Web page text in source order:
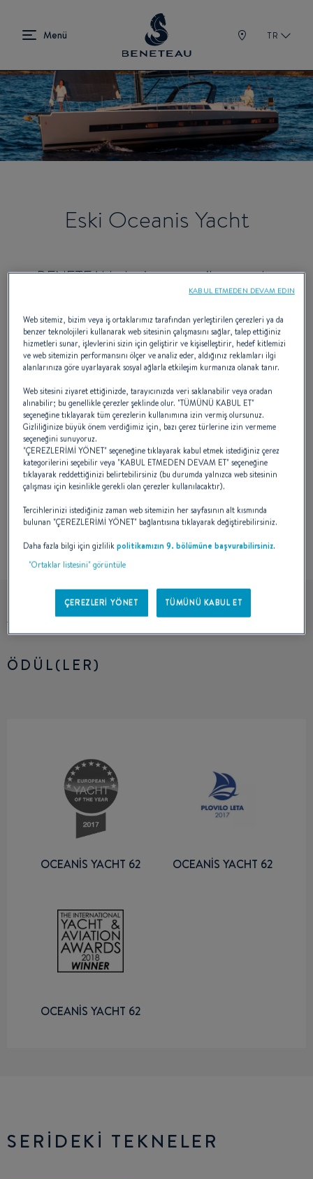
TR
Eski Oceanis Yacht
BENETEAU, deniz yaşamı ile uyumlu,
mekan ve ışığın yeniden yorumlandığı
Oceanis’in başka bir dünyası ile bağlantı
kurdu. Görkemli mekanlarla tanımlanan, asil
ve lüks malzemelerle sunulan yeni ufukların
kapısı açıldı.
ÖDÜL(LER)
OCEANIS YACHT 62 OCEANIS YACHT 62
OCEANIS YACHT 62
SERIDEKI TEKNELER
Web sitemiz, bizim veya iş ortaklarımız tarafından yerleştirilen çerezleri ya da
benzer teknolojileri kullanarak web sitesinin çalışmasını sağlar, talep ettiğiniz
hizmetleri sunar, işlevlerini sizin için geliştirir ve kişiselleştirir, hedef kitlemizi
ve web sitemizin performansını ölçer ve analiz eder, aldığınız reklamları ilgi
alanlarınıza göre uyarlayarak sosyal ağlarla etkileşim kurmanıza olanak tanır.
Web sitesini ziyaret ettiğinizde, tarayıcınızda veri saklanabilir veya oradan
alınabilir; bu genellikle çerezler şeklinde olur. "TÜMÜNÜ KABUL ET"
seçeneğine tıklayarak tüm çerezlerin kullanımına izin vermiş olursunuz.
Gizliliğinize büyük önem verdiğimiz için, bazı çerez türlerine izin vermeme
seçeneğini sunuyoruz.
"ÇEREZLERİMİ YÖNET" seçeneğine tıklayarak kabul etmek istediğiniz çerez
kategorilerini seçebilir veya "KABUL ETMEDEN DEVAM ET" seçeneğine
tıklayarak reddettiğinizi belirtebilirsiniz (bu durumda yalnızca web sitesinin
çalışması için kesinlikle gerekli olan çerezler kullanılacaktır).
Tercihlerinizi istediğiniz zaman web sitemizin her sayfasının alt kısmında
bulunan "ÇEREZLERİMİ YÖNET" bağlantısına tıklayarak değiştirebilirsiniz.
Daha fazla bilgi için gizlilikpolitikamızın 9. bölümüne başvurabilirsiniz.
"Ortaklar listesini" görüntüle
ÇEREZLERİ YÖNET TÜMÜNÜ KABUL ET
KABUL ETMEDEN DEVAM EDIN